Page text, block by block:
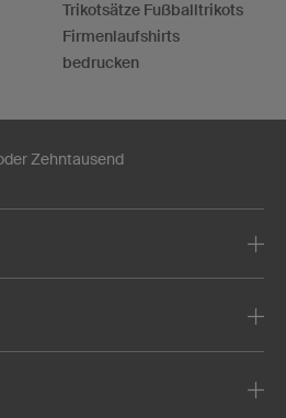
Trikotsätze Fußballtrikots
Firmenlaufshirts
bedrucken
Zehntausend